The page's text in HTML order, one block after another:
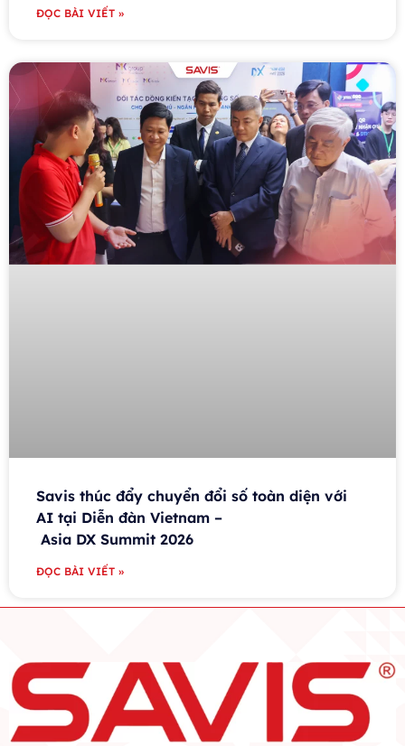
ĐỌC BÀI VIẾT »
Savis thúc đẩy chuyển đổi số toàn diện với
AI tại Diễn đàn Vietnam –
Asia DX Summit 2026
ĐỌC BÀI VIẾT »